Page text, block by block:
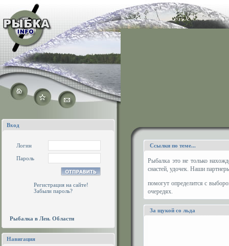
Вход
Логин
Пароль
Регистрация на сайте!
Забыли пароль?
Рыбалка в Лен. Области
Навигация
Ссылки по теме...
Рыбалка это не только
снастей, удочек. Наши
помогут определится с
очередях.
За щукой со льда